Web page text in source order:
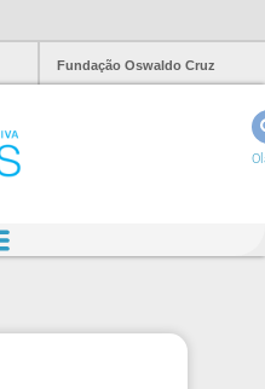
Fundação Oswaldo Cruz